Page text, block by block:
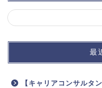
最
【キャリアコンサルタ